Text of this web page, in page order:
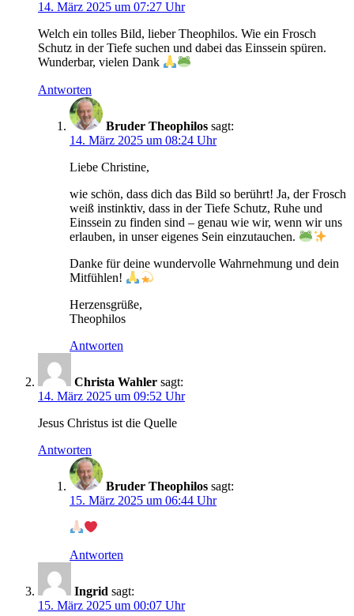
14. März 2025 um 07:27 Uhr
Welch ein tolles Bild, lieber Theophilos. Wie ein Frosch
Schutz in der Tiefe suchen und dabei das Einssein spüren.
Wunderbar, vielen Dank
Antworten
Bruder Theophilos sagt:
14. März 2025 um 08:24 Uhr
Liebe Christine,
wie schön, dass dich das Bild so berührt! Ja, der Frosch
weiß instinktiv, dass in der Tiefe Schutz, Ruhe und
Einssein zu finden sind – genau wie wir, wenn wir uns
erlauben, in unser eigenes Sein einzutauchen.
Danke für deine wundervolle Wahrnehmung und dein
Mitfühlen!
Herzensgrüße,
Theophilos
Antworten
Christa Wahler sagt:
14. März 2025 um 09:52 Uhr
Jesus Christus ist die Quelle
Antworten
Bruder Theophilos sagt:
15. März 2025 um 06:44 Uhr
Antworten
Ingrid sagt:
15. März 2025 um 00:07 Uhr